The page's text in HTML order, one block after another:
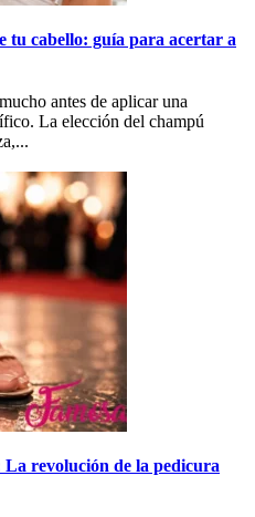
tu cabello: guía para acertar a
antes de aplicar una
La elección del champú
revolución de la pedicura